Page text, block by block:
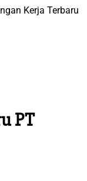
Kerja Terbaru
PT